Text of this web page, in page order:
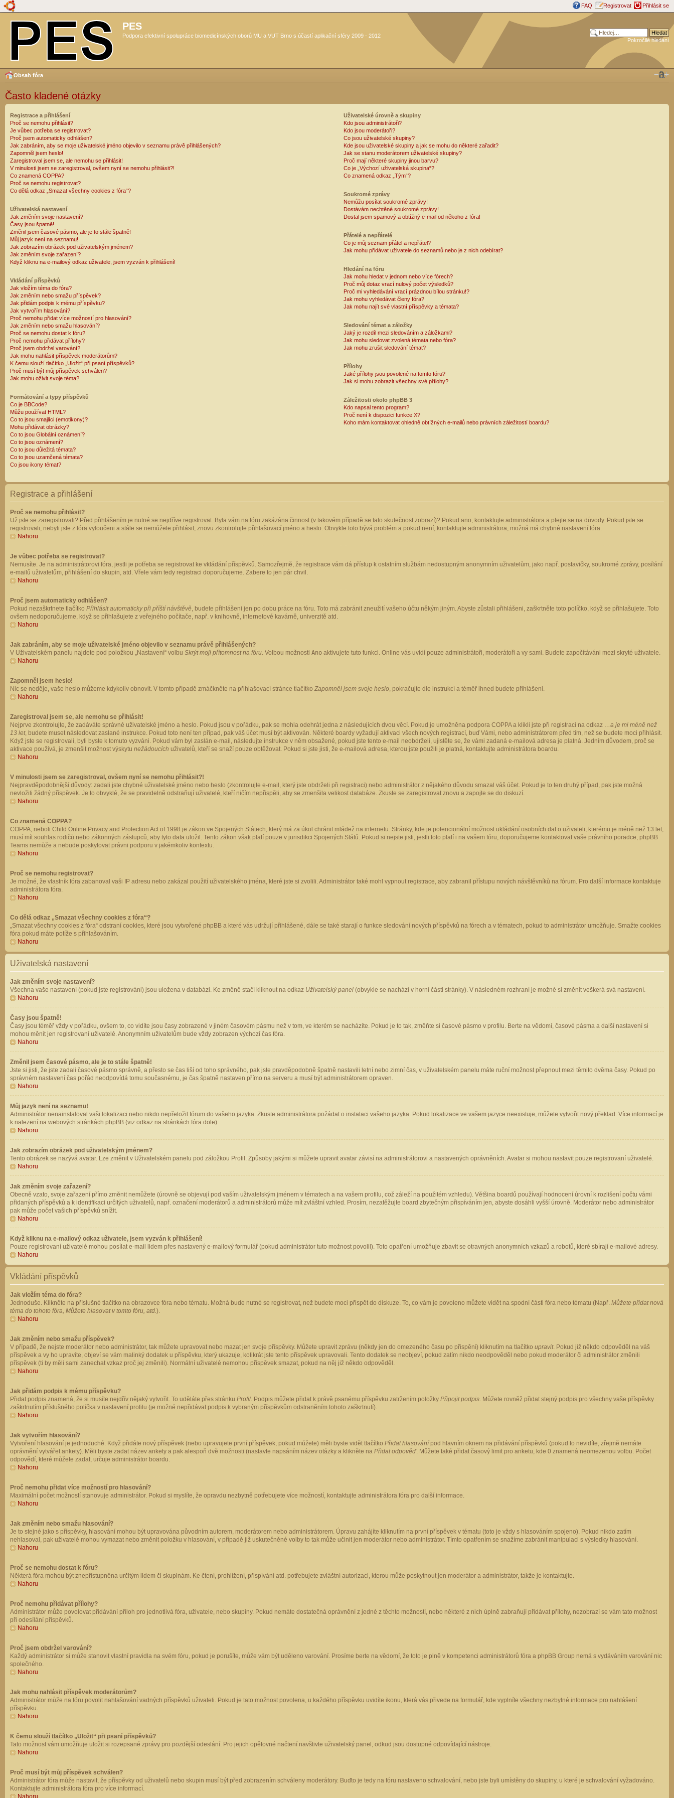
FAQ Registrovat Přihlásit se
PES
Podpora efektivní spolupráce biomedicínských oborů MU a VUT Brno s účastí aplikační sféry 2009 - 2012
Pokročilé hledání
Obsah fóra
Často kladené otázky
Registrace a přihlášení
Proč se nemohu přihlásit?
Je vůbec potřeba se registrovat?
Proč jsem automaticky odhlášen?
Jak zabráním, aby se moje uživatelské jméno objevilo v seznamu právě přihlášených?
Zapomněl jsem heslo!
Zaregistroval jsem se, ale nemohu se přihlásit!
V minulosti jsem se zaregistroval, ovšem nyní se nemohu přihlásit?!
Co znamená COPPA?
Proč se nemohu registrovat?
Co dělá odkaz „Smazat všechny cookies z fóra“?
Uživatelská nastavení
Jak změním svoje nastavení?
Časy jsou špatně!
Změnil jsem časové pásmo, ale je to stále špatně!
Můj jazyk není na seznamu!
Jak zobrazím obrázek pod uživatelským jménem?
Jak změním svoje zařazení?
Když kliknu na e-mailový odkaz uživatele, jsem vyzván k přihlášení!
Vkládání příspěvků
Jak vložím téma do fóra?
Jak změním nebo smažu příspěvek?
Jak přidám podpis k mému příspěvku?
Jak vytvořím hlasování?
Proč nemohu přidat více možností pro hlasování?
Jak změním nebo smažu hlasování?
Proč se nemohu dostat k fóru?
Proč nemohu přidávat přílohy?
Proč jsem obdržel varování?
Jak mohu nahlásit příspěvek moderátorům?
K čemu slouží tlačítko „Uložit“ při psaní příspěvků?
Proč musí být můj příspěvek schválen?
Jak mohu oživit svoje téma?
Formátování a typy příspěvků
Co je BBCode?
Můžu používat HTML?
Co to jsou smajlíci (emotikony)?
Mohu přidávat obrázky?
Co to jsou Globální oznámení?
Co to jsou oznámení?
Co to jsou důležitá témata?
Co to jsou uzamčená témata?
Co jsou ikony témat?
Uživatelské úrovně a skupiny
Kdo jsou administrátoři?
Kdo jsou moderátoři?
Co jsou uživatelské skupiny?
Kde jsou uživatelské skupiny a jak se mohu do některé zařadit?
Jak se stanu moderátorem uživatelské skupiny?
Proč mají některé skupiny jinou barvu?
Co je „Výchozí uživatelská skupina“?
Co znamená odkaz „Tým“?
Soukromé zprávy
Nemůžu posílat soukromé zprávy!
Dostávám nechtěné soukromé zprávy!
Dostal jsem spamový a obtížný e-mail od někoho z fóra!
Přátelé a nepřátelé
Co je můj seznam přátel a nepřátel?
Jak mohu přidávat uživatele do seznamů nebo je z nich odebírat?
Hledání na fóru
Jak mohu hledat v jednom nebo více fórech?
Proč můj dotaz vrací nulový počet výsledků?
Proč mi vyhledávání vrací prázdnou bílou stránku!?
Jak mohu vyhledávat členy fóra?
Jak mohu najít své vlastní příspěvky a témata?
Sledování témat a záložky
Jaký je rozdíl mezi sledováním a záložkami?
Jak mohu sledovat zvolená témata nebo fóra?
Jak mohu zrušit sledování témat?
Přílohy
Jaké přílohy jsou povolené na tomto fóru?
Jak si mohu zobrazit všechny své přílohy?
Záležitosti okolo phpBB 3
Kdo napsal tento program?
Proč není k dispozici funkce X?
Koho mám kontaktovat ohledně obtížných e-mailů nebo právních záležitostí boardu?
Registrace a přihlášení
Proč se nemohu přihlásit?
Už jste se zaregistrovali? Před přihlášením je nutné se nejdříve registrovat. Byla vám na fóru zakázána činnost (v takovém případě se tato skutečnost zobrazí)? Pokud ano, kontaktujte administrátora a ptejte se na důvody. Pokud jste se
registrovali, nebyli jste z fóra vyloučeni a stále se nemůžete přihlásit, znovu zkontrolujte přihlašovací jméno a heslo. Obvykle toto bývá problém a pokud není, kontaktujte administrátora, možná má chybné nastavení fóra.
Nahoru
Je vůbec potřeba se registrovat?
Nemusíte. Je na administrátorovi fóra, jestli je potřeba se registrovat ke vkládání příspěvků. Samozřejmě, že registrace vám dá přístup k ostatním službám nedostupným anonymním uživatelům, jako např. postavičky, soukromé zprávy, posílání
e-mailů uživatelům, přihlášení do skupin, atd. Vřele vám tedy registraci doporučujeme. Zabere to jen pár chvil.
Nahoru
Proč jsem automaticky odhlášen?
Pokud nezaškrtnete tlačítko Přihlásit automaticky při příští návštěvě, budete přihlášeni jen po dobu práce na fóru. Toto má zabránit zneužití vašeho účtu někým jiným. Abyste zůstali přihlášeni, zaškrtněte toto políčko, když se přihlašujete. Toto
ovšem nedoporučujeme, když se přihlašujete z veřejného počítače, např. v knihovně, internetové kavárně, univerzitě atd.
Nahoru
Jak zabráním, aby se moje uživatelské jméno objevilo v seznamu právě přihlášených?
V Uživatelském panelu najdete pod položkou „Nastavení“ volbu Skrýt moji přítomnost na fóru. Volbou možnosti Ano aktivujete tuto funkci. Online vás uvidí pouze administrátoři, moderátoři a vy sami. Budete započítáváni mezi skryté uživatele.
Nahoru
Zapomněl jsem heslo!
Nic se neděje, vaše heslo můžeme kdykoliv obnovit. V tomto případě zmáčkněte na přihlašovací stránce tlačítko Zapomněl jsem svoje heslo, pokračujte dle instrukcí a téměř ihned budete přihlášeni.
Nahoru
Zaregistroval jsem se, ale nemohu se přihlásit!
Nejprve zkontrolujte, že zadáváte správné uživatelské jméno a heslo. Pokud jsou v pořádku, pak se mohla odehrát jedna z následujících dvou věcí. Pokud je umožněna podpora COPPA a klikli jste při registraci na odkaz …a je mi méně než
13 let, budete muset následovat zaslané instrukce. Pokud toto není ten případ, pak váš účet musí být aktivován. Některé boardy vyžadují aktivaci všech nových registrací, buď Vámi, nebo administrátorem před tím, než se budete moci přihlásit.
Když jste se registrovali, byli byste k tomuto vyzváni. Pokud vám byl zaslán e-mail, následujte instrukce v něm obsažené, pokud jste tento e-mail neobdrželi, ujistěte se, že vámi zadaná e-mailová adresa je platná. Jedním důvodem, proč se
aktivace používá, je zmenšit možnost výskytu nežádoucích uživatelů, kteří se snaží pouze obtěžovat. Pokud si jste jisti, že e-mailová adresa, kterou jste použili je platná, kontaktujte administrátora boardu.
Nahoru
V minulosti jsem se zaregistroval, ovšem nyní se nemohu přihlásit?!
Nejpravděpodobnější důvody: zadali jste chybné uživatelské jméno nebo heslo (zkontrolujte e-mail, který jste obdrželi při registraci) nebo administrátor z nějakého důvodu smazal váš účet. Pokud je to ten druhý případ, pak jste možná
nevložili žádný příspěvek. Je to obvyklé, že se pravidelně odstraňují uživatelé, kteří ničím nepřispěli, aby se zmenšila velikost databáze. Zkuste se zaregistrovat znovu a zapojte se do diskuzí.
Nahoru
Co znamená COPPA?
COPPA, neboli Child Online Privacy and Protection Act of 1998 je zákon ve Spojených Státech, který má za úkol chránit mládež na internetu. Stránky, kde je potencionální možnost ukládání osobních dat o uživateli, kterému je méně než 13 let,
musí mít souhlas rodičů nebo zákonných zástupců, aby tyto data uložil. Tento zákon však platí pouze v jurisdikci Spojených Států. Pokud si nejste jisti, jestli toto platí i na vašem fóru, doporučujeme kontaktovat vaše právního poradce, phpBB
Teams nemůže a nebude poskytovat právni podporu v jakémkoliv kontextu.
Nahoru
Proč se nemohu registrovat?
Je možné, že vlastník fóra zabanoval vaši IP adresu nebo zakázal použití uživatelského jména, které jste si zvolili. Administrátor také mohl vypnout registrace, aby zabranil přístupu nových návštěvníků na fórum. Pro další informace kontaktuje
administrátora fóra.
Nahoru
Co dělá odkaz „Smazat všechny cookies z fóra“?
„Smazat všechny cookies z fóra“ odstraní cookies, které jsou vytvořené phpBB a které vás udržují přihlášené, dále se také starají o funkce sledování nových příspěvků na fórech a v tématech, pokud to administrátor umožňuje. Smažte cookies
fóra pokud máte potíže s přihlašováním.
Nahoru
Uživatelská nastavení
Jak změním svoje nastavení?
Všechna vaše nastavení (pokud jste registrováni) jsou uložena v databázi. Ke změně stačí kliknout na odkaz Uživatelský panel (obvykle se nachází v horní části stránky). V následném rozhraní je možné si změnit veškerá svá nastavení.
Nahoru
Časy jsou špatně!
Časy jsou téměř vždy v pořádku, ovšem to, co vidíte jsou časy zobrazené v jiném časovém pásmu než v tom, ve kterém se nacházíte. Pokud je to tak, změňte si časové pásmo v profilu. Berte na vědomí, časové pásma a další nastavení si
mohou měnit jen registrovaní uživatelé. Anonymním uživatelům bude vždy zobrazen výchozí čas fóra.
Nahoru
Změnil jsem časové pásmo, ale je to stále špatně!
Jste si jisti, že jste zadali časové pásmo správně, a přesto se čas liší od toho správného, pak jste pravděpodobně špatně nastavili letní nebo zimní čas, v uživatelském panelu máte ruční možnost přepnout mezi těmito dvěma časy. Pokud po
správném nastavení čas pořád neodpovídá tomu současnému, je čas špatně nastaven přímo na serveru a musí být administrátorem opraven.
Nahoru
Můj jazyk není na seznamu!
Administrátor nenainstaloval vaši lokalizaci nebo nikdo nepřeložil fórum do vašeho jazyka. Zkuste administrátora požádat o instalaci vašeho jazyka. Pokud lokalizace ve vašem jazyce neexistuje, můžete vytvořit nový překlad. Více informací je
k nalezení na webových stránkách phpBB (viz odkaz na stránkách fóra dole).
Nahoru
Jak zobrazím obrázek pod uživatelským jménem?
Tento obrázek se nazývá avatar. Lze změnit v Uživatelském panelu pod záložkou Profil. Způsoby jakými si můžete upravit avatar závisí na administrátorovi a nastavených oprávněních. Avatar si mohou nastavit pouze registrovaní uživatelé.
Nahoru
Jak změním svoje zařazení?
Obecně vzato, svoje zařazení přímo změnit nemůžete (úrovně se objevují pod vaším uživatelským jménem v tématech a na vašem profilu, což záleží na použitém vzhledu). Většina boardů používají hodnocení úrovní k rozlišení počtu vámi
přidaných příspěvků a k identifikaci určitých uživatelů, např. označení moderátorů a administrátorů může mít zvláštní vzhled. Prosím, nezatěžujte board zbytečným přispíváním jen, abyste dosáhli vyšší úrovně. Moderátor nebo administrátor
pak může počet vašich příspěvků snížit.
Nahoru
Když kliknu na e-mailový odkaz uživatele, jsem vyzván k přihlášení!
Pouze registrovaní uživatelé mohou posílat e-mail lidem přes nastavený e-mailový formulář (pokud administrátor tuto možnost povolil). Toto opatření umožňuje zbavit se otravných anonymních vzkazů a robotů, které sbírají e-mailové adresy.
Nahoru
Vkládání příspěvků
Jak vložím téma do fóra?
Jednoduše. Klikněte na příslušné tlačítko na obrazovce fóra nebo tématu. Možná bude nutné se registrovat, než budete moci přispět do diskuze. To, co vám je povoleno můžete vidět na spodní části fóra nebo tématu (Např. Můžete přidat nová
téma do tohoto fóra, Můžete hlasovat v tomto fóru, atd.).
Nahoru
Jak změním nebo smažu příspěvek?
V případě, že nejste moderátor nebo administrátor, tak můžete upravovat nebo mazat jen svoje příspěvky. Můžete upravit zprávu (někdy jen do omezeného času po přispění) kliknutím na tlačítko upravit. Pokud již někdo odpověděl na váš
příspěvek a vy ho upravíte, objeví se vám malinký dodatek u příspěvku, který ukazuje, kolikrát jste tento příspěvek upravovali. Tento dodatek se neobjeví, pokud zatím nikdo neodpověděl nebo pokud moderátor či administrátor změnili
příspěvek (ti by měli sami zanechat vzkaz proč jej změnili). Normální uživatelé nemohou příspěvek smazat, pokud na něj již někdo odpověděl.
Nahoru
Jak přidám podpis k mému příspěvku?
Přidat podpis znamená, že si musíte nejdřív nějaký vytvořit. To uděláte přes stránku Profil. Podpis můžete přidat k právě psanému příspěvku zatržením položky Připojit podpis. Můžete rovněž přidat stejný podpis pro všechny vaše příspěvky
zaškrtnutím příslušného políčka v nastavení profilu (je možné nepřidávat podpis k vybraným příspěvkům odstraněním tohoto zaškrtnutí).
Nahoru
Jak vytvořím hlasování?
Vytvoření hlasování je jednoduché. Když přidáte nový příspěvek (nebo upravujete první příspěvek, pokud můžete) měli byste vidět tlačítko Přidat hlasování pod hlavním oknem na přidávání příspěvků (pokud to nevidíte, zřejmě nemáte
oprávnění vytvářet ankety). Měli byste zadat název ankety a pak alespoň dvě možnosti (nastavte napsáním název otázky a klikněte na Přidat odpověď. Můžete také přidat časový limit pro anketu, kde 0 znamená neomezenou volbu. Počet
odpovědí, které můžete zadat, určuje administrátor boardu.
Nahoru
Proč nemohu přidat více možností pro hlasování?
Maximální počet možností stanovuje administrátor. Pokud si myslíte, že opravdu nezbytně potřebujete více možností, kontaktujte administrátora fóra pro další informace.
Nahoru
Jak změním nebo smažu hlasování?
Je to stejné jako s příspěvky, hlasování mohou být upravována původním autorem, moderátorem nebo administrátorem. Úpravu zahájíte kliknutím na první příspěvek v tématu (toto je vždy s hlasováním spojeno). Pokud nikdo zatím
nehlasoval, pak uživatelé mohou vymazat nebo změnit položku v hlasování, v případě již uskutečněné volby to tak může učinit jen moderátor nebo administrátor. Tímto opatřením se snažíme zabránit manipulaci s výsledky hlasování.
Nahoru
Proč se nemohu dostat k fóru?
Některá fóra mohou být znepřístupněna určitým lidem či skupinám. Ke čtení, prohlížení, přispívání atd. potřebujete zvláštní autorizaci, kterou může poskytnout jen moderátor a administrátor, takže je kontaktujte.
Nahoru
Proč nemohu přidávat přílohy?
Administrátor může povolovat přidávání příloh pro jednotlivá fóra, uživatele, nebo skupiny. Pokud nemáte dostatečná oprávnění z jedné z těchto možností, nebo některé z nich úplně zabraňují přidávat přílohy, nezobrazí se vám tato možnost
při odesílání příspěvků.
Nahoru
Proč jsem obdržel varování?
Každý administrátor si může stanovit vlastní pravidla na svém fóru, pokud je porušíte, může vám být uděleno varování. Prosíme berte na vědomí, že toto je plně v kompetenci administrátorů fóra a phpBB Group nemá s vydáváním varování nic
společného.
Nahoru
Jak mohu nahlásit příspěvek moderátorům?
Administrátor může na fóru povolit nahlašování vadných příspěvků uživateli. Pokud je tato možnost povolena, u každého příspěvku uvidíte ikonu, která vás přivede na formulář, kde vyplníte všechny nezbytné informace pro nahlášení
příspěvku.
Nahoru
K čemu slouží tlačítko „Uložit“ při psaní příspěvků?
Tato možnost vám umožňuje uložit si rozepsané zprávy pro pozdější odeslání. Pro jejich opětovné načtení navštivte uživatelský panel, odkud jsou dostupné odpovídající nástroje.
Nahoru
Proč musí být můj příspěvek schválen?
Administrátor fóra může nastavit, že příspěvky od uživatelů nebo skupin musí být před zobrazením schváleny moderátory. Buďto je tedy na fóru nastaveno schvalování, nebo jste byli umístěny do skupiny, u které je schvalování vyžadováno.
Kontaktujte administrátora fóra pro více informací.
Nahoru